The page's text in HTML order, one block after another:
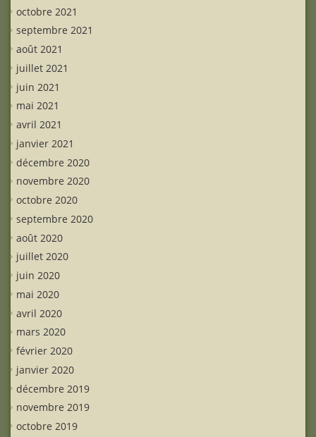
octobre 2021
septembre 2021
août 2021
juillet 2021
juin 2021
mai 2021
avril 2021
janvier 2021
décembre 2020
novembre 2020
octobre 2020
septembre 2020
août 2020
juillet 2020
juin 2020
mai 2020
avril 2020
mars 2020
février 2020
janvier 2020
décembre 2019
novembre 2019
octobre 2019